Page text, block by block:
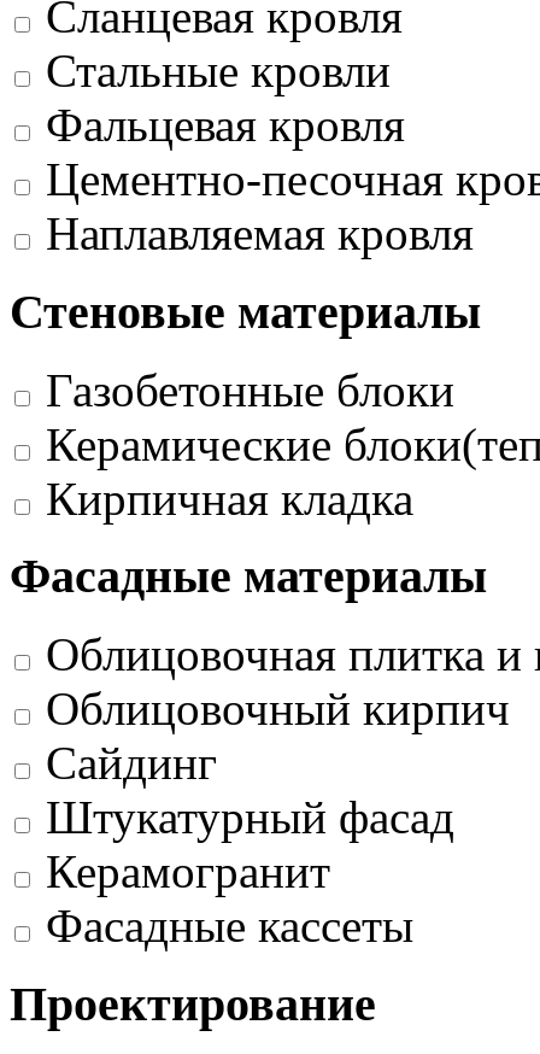
Сланцевая кровля
Стальные кровли
Фальцевая кровля
Цементно-песочная
Наплавляемая кровля
Стеновые материалы
Газобетонные блоки
Керамические
Кирпичная кладка
Фасадные материалы
Облицовочная плитка и
Облицовочный кирпич
Сайдинг
Штукатурный фасад
Керамогранит
Фасадные кассеты
Проектирование